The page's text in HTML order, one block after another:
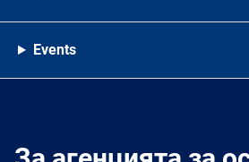
Events